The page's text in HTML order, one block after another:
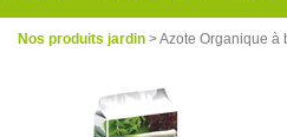
Nos produits jardin > Azote Organique à